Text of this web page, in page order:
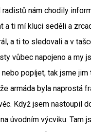
nám chodily
a ti mí kluci seděli a
a ti to sledovali a v
vůbec napojeno a my
popíjet, tak jsme jim
armáda byla naprostá
Když jsem nastoupil
úvodním výcviku. Tam